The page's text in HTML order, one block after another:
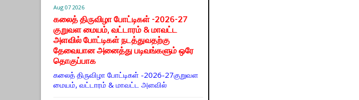
Aug 07 2026
கலைத் திருவிழா போட்டிகள் -2026-27
குறுவள மையம், வட்டாரம் & மாவட்ட
அளவில் போட்டிகள் நடத்துவதற்கு
தேவையான அனைத்து படிவங்களும் ஒரே
தொகுப்பாக
கலைத் திருவிழா போட்டிகள் -2026-27குறுவள
மையம், வட்டாரம் & மாவட்ட அளவில்